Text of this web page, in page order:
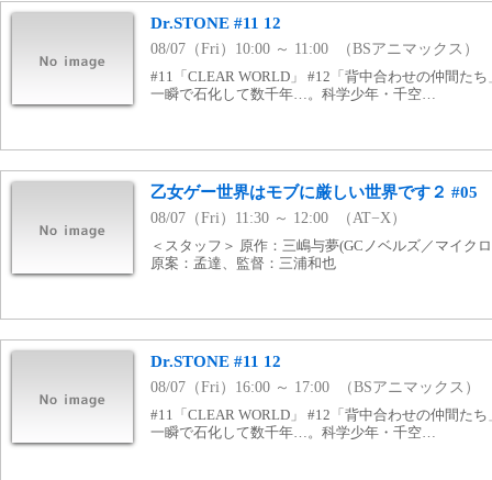
Dr.STONE #11 12
08/07（Fri）10:00 ～ 11:00 （BSアニマックス）
#11「CLEAR WORLD」 #12「背中合わせの仲間た
一瞬で石化して数千年…。科学少年・千空…
乙女ゲー世界はモブに厳しい世界です２ #05
08/07（Fri）11:30 ～ 12:00 （AT−X）
＜スタッフ＞ 原作：三嶋与夢(GCノベルズ／マイク
原案：孟達、監督：三浦和也
Dr.STONE #11 12
08/07（Fri）16:00 ～ 17:00 （BSアニマックス）
#11「CLEAR WORLD」 #12「背中合わせの仲間た
一瞬で石化して数千年…。科学少年・千空…